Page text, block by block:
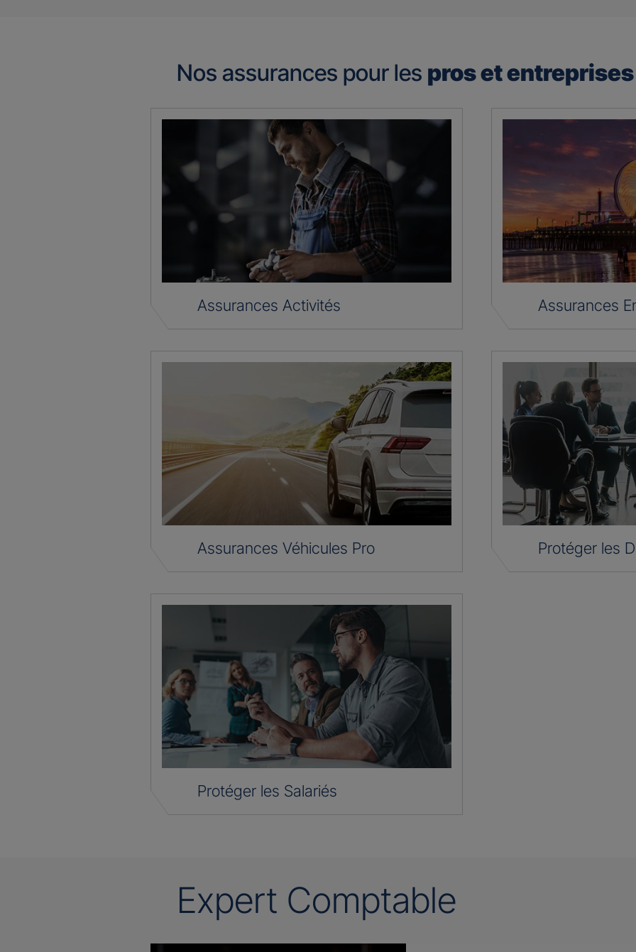
Nos assurances pour les pros et
Assurances Activités Assurances
Assurances Véhicules Pro Protéger les
Protéger les Salariés
Expert Comptable